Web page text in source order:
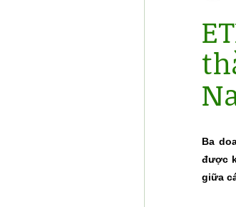
Ba
được
giữa